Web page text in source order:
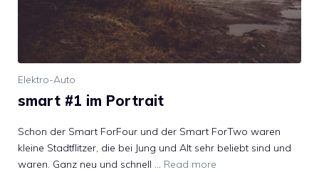
Elektro-Auto
smart #1 im Portrait
Schon der Smart ForFour und der Smart ForTwo waren
kleine Stadtflitzer, die bei Jung und Alt sehr beliebt sind und
waren. Ganz neu und schnell … Read more